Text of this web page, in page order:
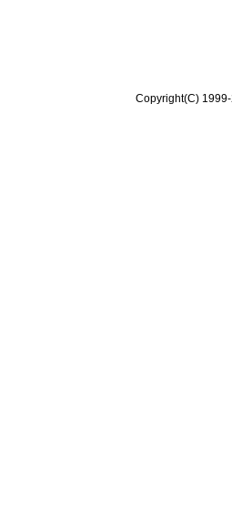
Copyright(C)